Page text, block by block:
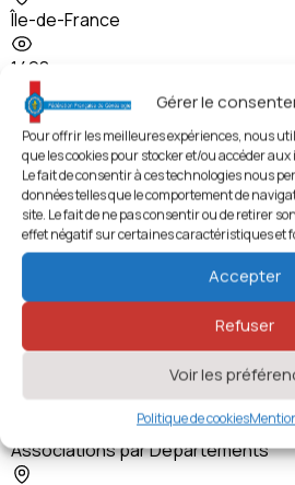
Gérer le
Pour offrir les meilleures expériences, nous
que les cookies pour stocker et/ou accéder
Le fait de consentir à ces technologies nous
données telles que le comportement de
site. Le fait de ne pas consentir ou de retirer
effet négatif sur certaines caractéristiques et
Accepter
Refuser
Voir les
Politique de cookies
Île-de-France
1498 vues
92 - Hauts-de-Seine,Associations
Associations par Départements